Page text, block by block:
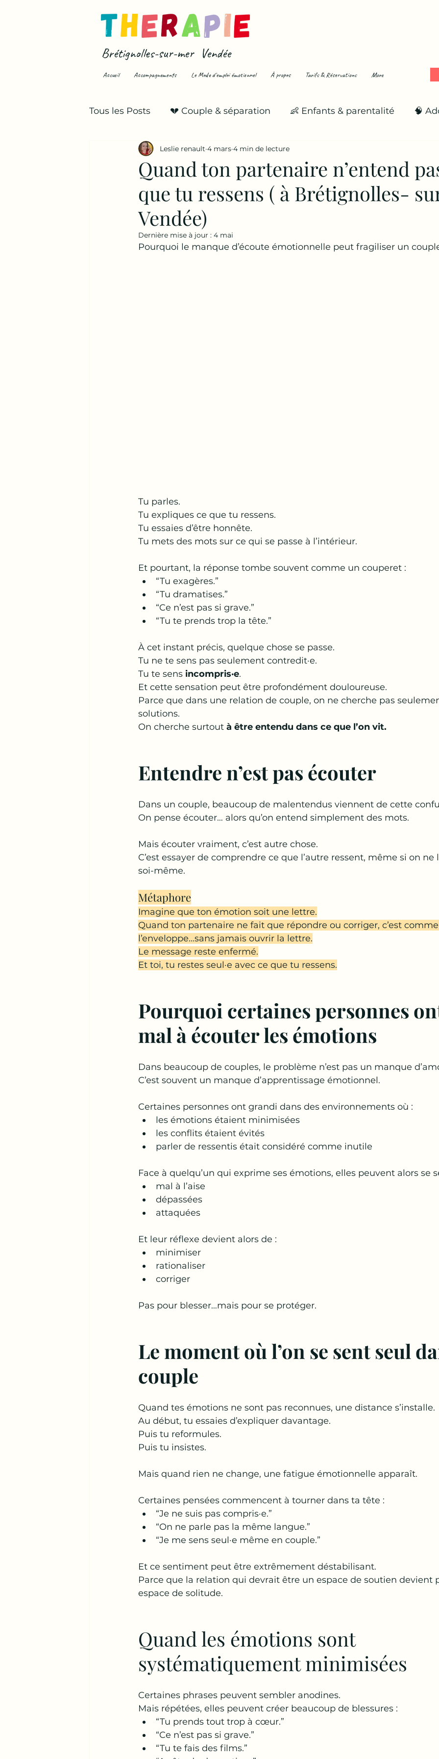
Brétignolles-sur-mer Vendée
Accueil Accompagnements Le Mode d'emploi émotionnel À propos Tarifs & Réservations More
Tous les Posts 💔 Couple & séparation 👶 Enfants & parentalité 🧠
💥 Infidélité & trahison 🌪️ Émotions fortes
Quand ton partenaire n’entend
que tu ressens ( à Brétignolles-
Vendée)
Leslie renault 4 mars 4 min de lecture
Dernière mise à jour : 4 mai
Pourquoi le manque d’écoute émotionnelle peut fragiliser un
Tu parles.
Tu expliques ce que tu ressens.
Tu essaies d’être honnête.
Tu mets des mots sur ce qui se passe à l’intérieur.
Et pourtant, la réponse tombe souvent comme un couperet :
“Tu exagères.”
“Tu dramatises.”
“Ce n’est pas si grave.”
“Tu te prends trop la tête.”
À cet instant précis, quelque chose se passe.
Tu ne te sens pas seulement contredit·e.
Tu te sens incompris·e.
Et cette sensation peut être profondément douloureuse.
Parce que dans une relation de couple, on ne cherche pas
solutions.
On cherche surtout à être entendu dans ce que l’on vit.
Entendre n’est pas écouter
Dans un couple, beaucoup de malentendus viennent de cette
On pense écouter… alors qu’on entend simplement des mots.
Mais écouter vraiment, c’est autre chose.
C’est essayer de comprendre ce que l’autre ressent, même si on
soi-même.
Métaphore
Imagine que ton émotion soit une lettre.
Quand ton partenaire ne fait que répondre ou corriger, c’est
l’enveloppe…sans jamais ouvrir la lettre.
Le message reste enfermé.
Et toi, tu restes seul·e avec ce que tu ressens.
Pourquoi certaines personnes
mal à écouter les émotions
Dans beaucoup de couples, le problème n’est pas un manque
C’est souvent un manque d’apprentissage émotionnel.
Certaines personnes ont grandi dans des environnements où :
les émotions étaient minimisées
les conflits étaient évités
parler de ressentis était considéré comme inutile
Face à quelqu’un qui exprime ses émotions, elles peuvent alors se
mal à l’aise
dépassées
attaquées
Et leur réflexe devient alors de :
minimiser
rationaliser
corriger
Pas pour blesser…mais pour se protéger.
Le moment où l’on se sent seul
couple
Quand tes émotions ne sont pas reconnues, une distance s’installe.
Au début, tu essaies d’expliquer davantage.
Puis tu reformules.
Puis tu insistes.
Mais quand rien ne change, une fatigue émotionnelle apparaît.
Certaines pensées commencent à tourner dans ta tête :
“Je ne suis pas compris·e.”
“On ne parle pas la même langue.”
“Je me sens seul·e même en couple.”
Et ce sentiment peut être extrêmement déstabilisant.
Parce que la relation qui devrait être un espace de soutien devient
espace de solitude.
Quand les émotions sont
systématiquement minimisées
Certaines phrases peuvent sembler anodines.
Mais répétées, elles peuvent créer beaucoup de blessures :
“Tu prends tout trop à cœur.”
“Ce n’est pas si grave.”
“Tu te fais des films.”